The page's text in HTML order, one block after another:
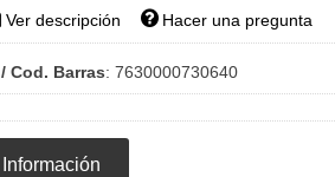
Ver descripción Hacer una pregunta
Cod. Barras: 7630000730640